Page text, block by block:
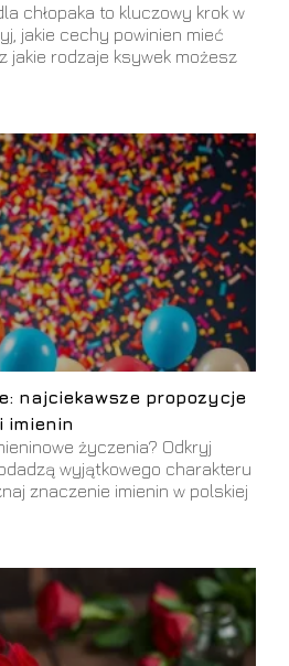
chłopaka to kluczowy krok w
jakie cechy powinien mieć
jakie rodzaje ksywek możesz
najciekawsze propozycje
imienin
życzenia? Odkryj
wyjątkowego charakteru
znaczenie imienin w polskiej